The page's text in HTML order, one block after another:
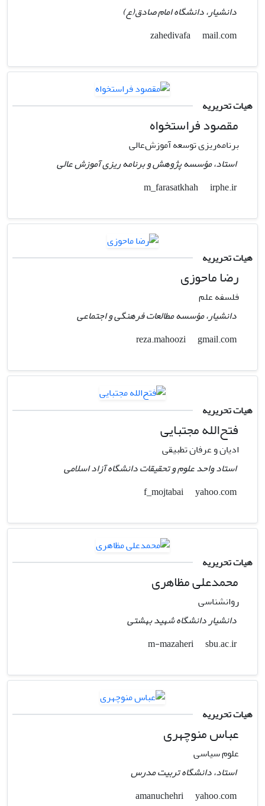
دانشیار، دانشگاه امام صادق(ع)
mail.com
هیات تحریریه
مقصود فراستخواه
برنامه‌ریزی توسعه آموزش‌عالی
استاد، مؤسسه پژوهش و برنامه ریزی آموزش عالی
m_farasatkhah
irphe.ir
هیات تحریریه
رضا ماحوزی
فلسفه علم
دانشیار، مؤسسه مطالعات فرهنگی و اجتماعی
gmail.com
هیات تحریریه
فتح‌الله مجتبایی
ادیان و عرفان تطبیقی
استاد واحد علوم و تحقیقات دانشگاه آزاد اسلامی
yahoo.com
هیات تحریریه
محمدعلی مظاهری
روانشناسی
دانشیار دانشگاه شهید بهشتی
m-mazaheri
sbu.ac.ir
هیات تحریریه
عباس منوچهری
علوم سیاسی
استاد، دانشگاه تربیت مدرس
yahoo.com